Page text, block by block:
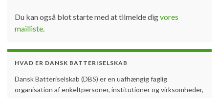
Du kan også blot starte med at tilmelde digvores
mailliste
HVAD ER DANSK BATTERISELSKAB
Dansk Batteriselskab (DBS) er en uafhængig faglig
organisation af enkeltpersoner, institutioner og virksomheder,